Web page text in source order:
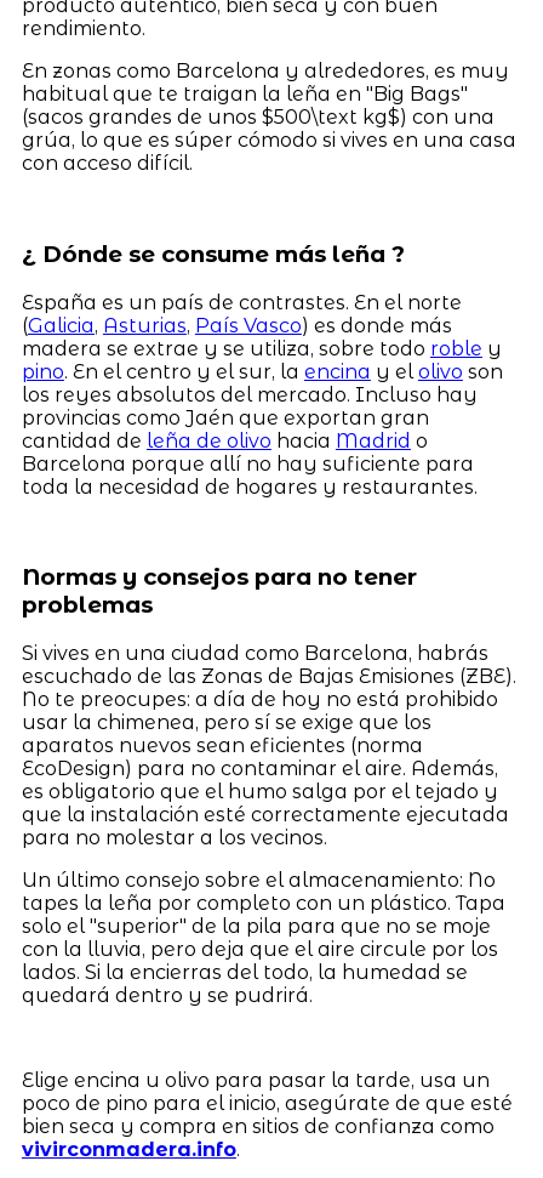
producto auténtico, bien seca y con buen
rendimiento.
En zonas como Barcelona y alrededores, es muy
habitual que te traigan la leña en "Big Bags"
(sacos grandes de unos $500\text kg$) con una
grúa, lo que es súper cómodo si vives en una casa
con acceso difícil.
¿ Dónde se consume más leña ?
España es un país de contrastes. En el norte
(Galicia, Asturias, País Vasco) es donde más
madera se extrae y se utiliza, sobre todo roble y
pino. En el centro y el sur, la encina y el olivo son
los reyes absolutos del mercado. Incluso hay
provincias como Jaén que exportan gran
cantidad de leña de olivo hacia Madrid o
Barcelona porque allí no hay suficiente para
toda la necesidad de hogares y restaurantes.
Normas y consejos para no tener
problemas
Si vives en una ciudad como Barcelona, habrás
escuchado de las Zonas de Bajas Emisiones (ZBE).
No te preocupes: a día de hoy no está prohibido
usar la chimenea, pero sí se exige que los
aparatos nuevos sean eficientes (norma
EcoDesign) para no contaminar el aire. Además,
es obligatorio que el humo salga por el tejado y
que la instalación esté correctamente ejecutada
para no molestar a los vecinos.
Un último consejo sobre el almacenamiento: No
tapes la leña por completo con un plástico. Tapa
solo el "superior" de la pila para que no se moje
con la lluvia, pero deja que el aire circule por los
lados. Si la encierras del todo, la humedad se
quedará dentro y se pudrirá.
Elige encina u olivo para pasar la tarde, usa un
poco de pino para el inicio, asegúrate de que esté
bien seca y compra en sitios de confianza como
vivirconmadera.info.